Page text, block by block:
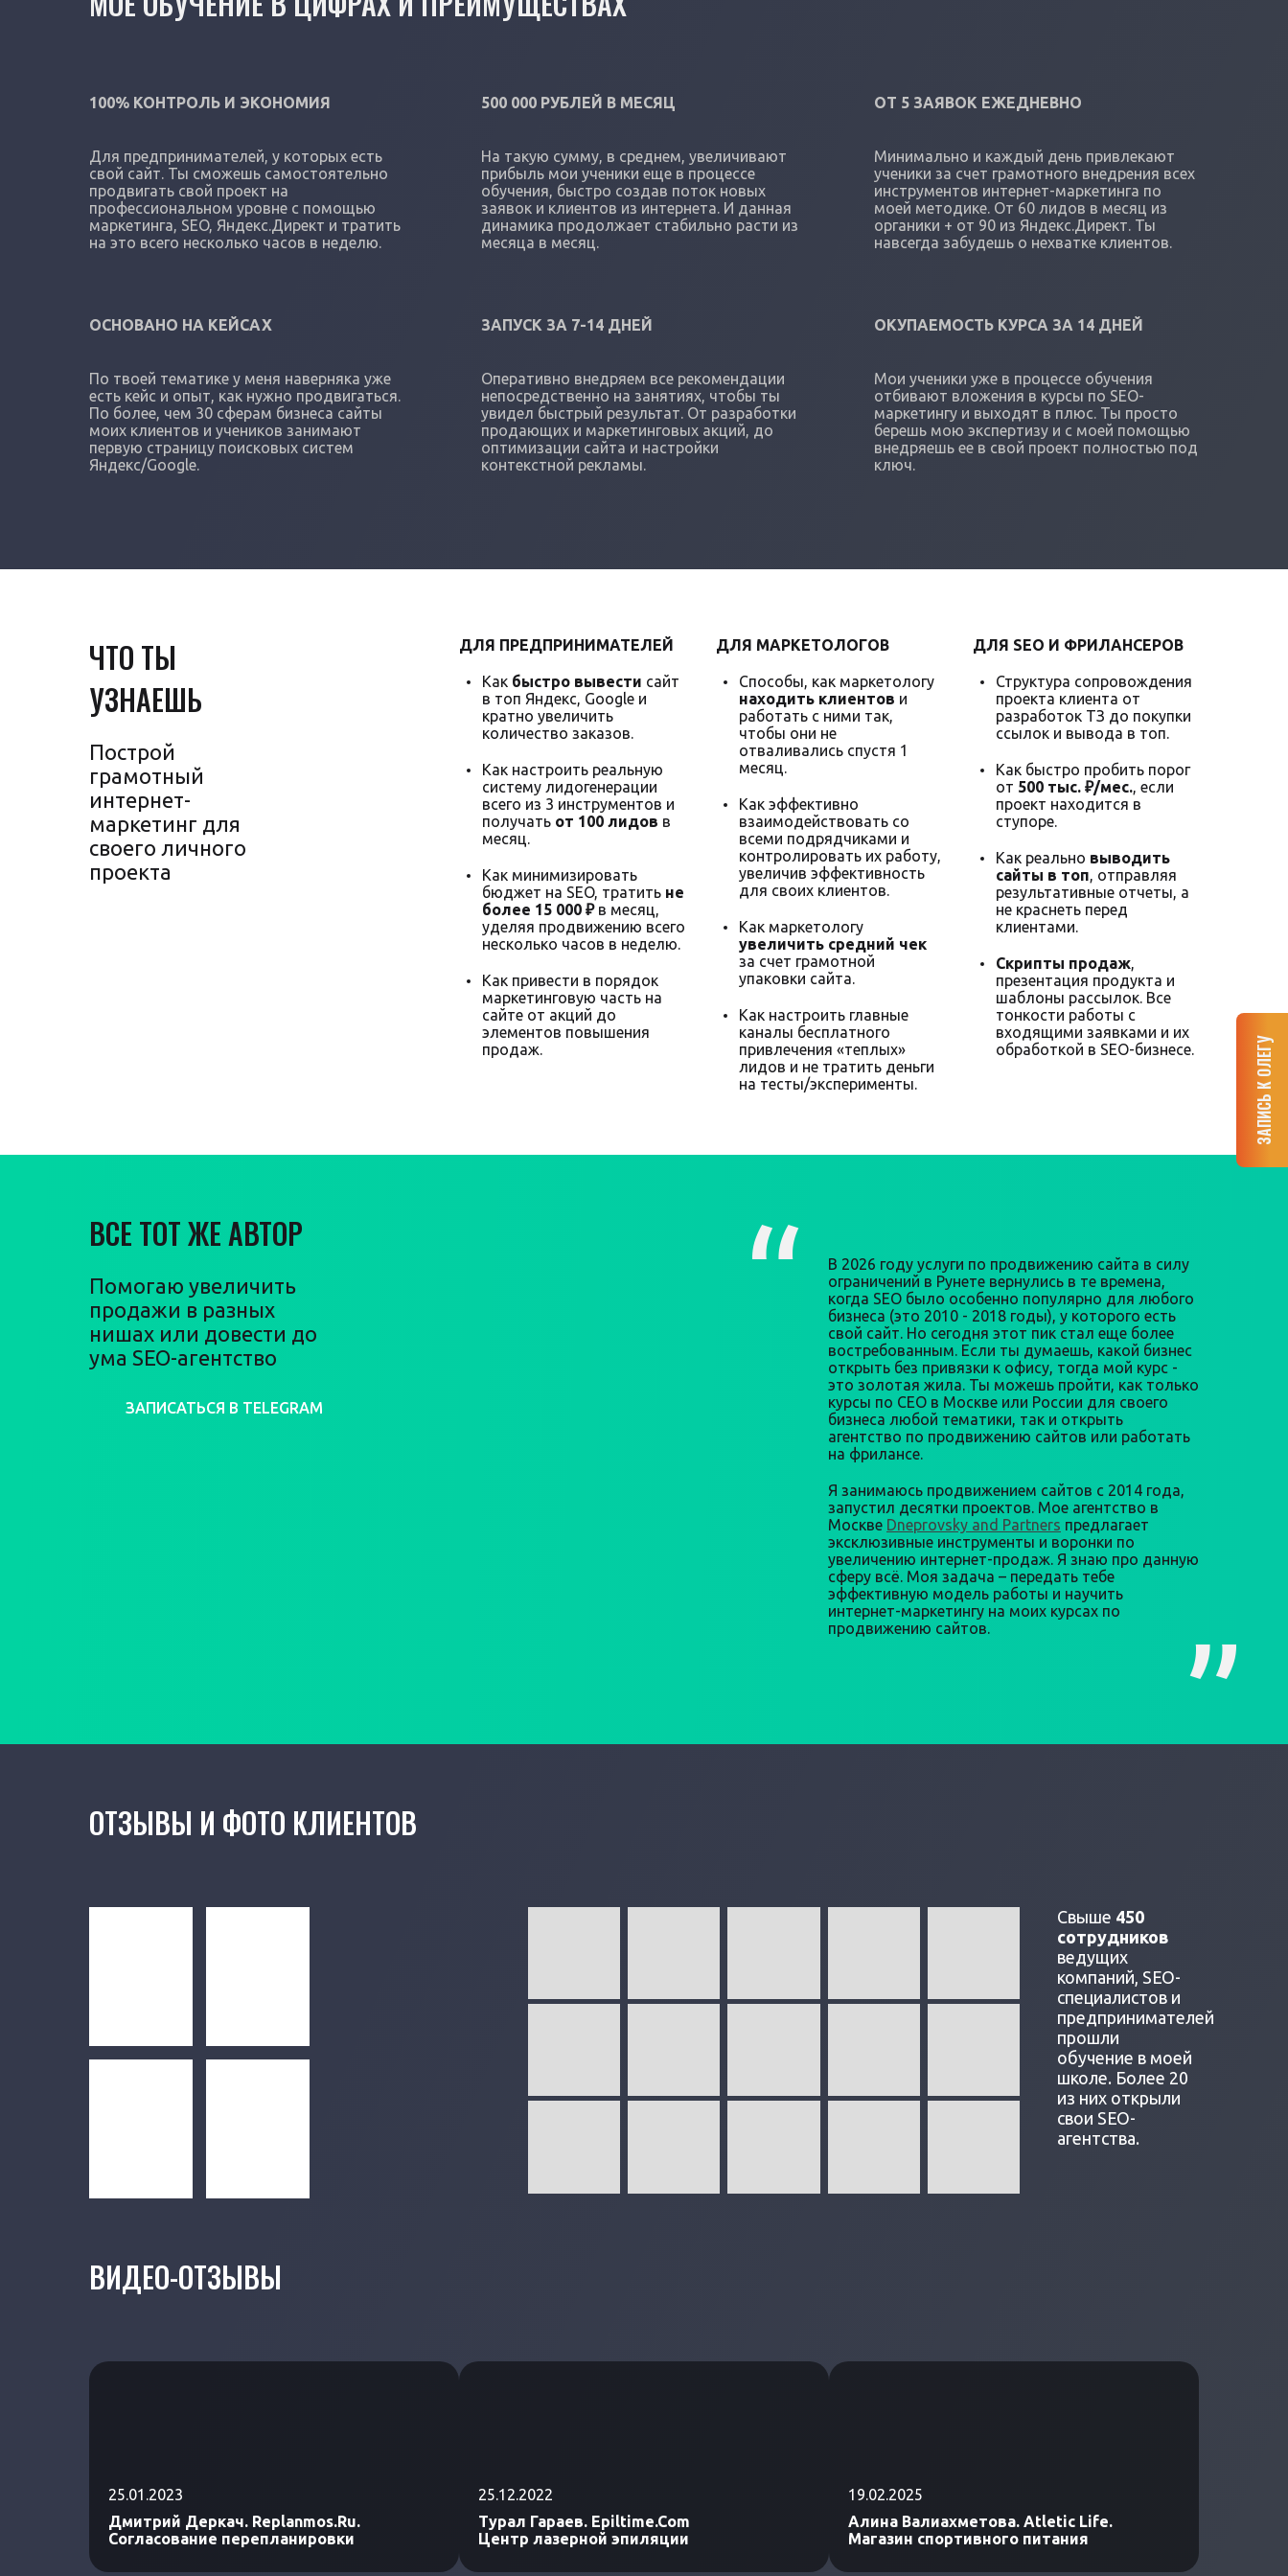
100% КОНТРОЛЬ И ЭКОНОМИЯ
Для предпринимателей, у которых есть
свой сайт. Ты сможешь самостоятельно
продвигать свой проект на
профессиональном уровне с помощью
маркетинга, SEO, Яндекс.Директ и тратить
на это всего несколько часов в неделю.
500 000 РУБЛЕЙ В МЕСЯЦ
На такую сумму, в среднем, увеличивают
прибыль мои ученики еще в процессе
обучения, быстро создав поток новых
заявок и клиентов из интернета. И данная
динамика продолжает стабильно расти из
месяца в месяц.
ОТ 5 ЗАЯВОК ЕЖЕДНЕВНО
Минимально и каждый день привлекают
ученики за счет грамотного внедрения всех
инструментов интернет-маркетинга по
моей методике. От 60 лидов в месяц из
органики + от 90 из Яндекс.Директ. Ты
навсегда забудешь о нехватке клиентов.
ОСНОВАНО НА КЕЙСАХ
По твоей тематике у меня наверняка уже
есть кейс и опыт, как нужно продвигаться.
По более, чем 30 сферам бизнеса сайты
моих клиентов и учеников занимают
первую страницу поисковых систем
Яндекс/Google.
ЗАПУСК ЗА 7-14 ДНЕЙ
Оперативно внедряем все рекомендации
непосредственно на занятиях, чтобы ты
увидел быстрый результат. От разработки
продающих и маркетинговых акций, до
оптимизации сайта и настройки
контекстной рекламы.
ОКУПАЕМОСТЬ КУРСА ЗА 14 ДНЕЙ
Мои ученики уже в процессе обучения
отбивают вложения в курсы по SEO-
маркетингу и выходят в плюс. Ты просто
берешь мою экспертизу и с моей помощью
внедряешь ее в свой проект полностью под
ключ.
ЧТО ТЫ
УЗНАЕШЬ
Построй
грамотный
интернет-
маркетинг для
своего личного
проекта
ДЛЯ ПРЕДПРИНИМАТЕЛЕЙ
Как быстро вывести сайт
в топ Яндекс, Google и
кратно увеличить
количество заказов.
Как настроить реальную
систему лидогенерации
всего из 3 инструментов и
получать от 100 лидов в
месяц.
Как минимизировать
бюджет на SEO, тратить не
более 15 000 ₽в месяц,
уделяя продвижению всего
несколько часов в неделю.
Как привести в порядок
маркетинговую часть на
сайте от акций до
элементов повышения
продаж.
ДЛЯ МАРКЕТОЛОГОВ
Способы, как маркетологу
находить клиентов и
работать с ними так,
чтобы они не
отваливались спустя 1
месяц.
Как эффективно
взаимодействовать со
всеми подрядчиками и
контролировать их работу,
увеличив эффективность
для своих клиентов.
Как маркетологу
увеличить средний чек
за счет грамотной
упаковки сайта.
Как настроить главные
каналы бесплатного
привлечения «теплых»
лидов и не тратить деньги
на тесты/эксперименты.
ДЛЯ SEO И ФРИЛАНСЕРОВ
Структура сопровождения
проекта клиента от
разработок ТЗ до покупки
ссылок и вывода в топ.
Как быстро пробить порог
от 500 тыс. ₽/мес., если
проект находится в
ступоре.
Как реально выводить
сайты в топ, отправляя
результативные отчеты, а
не краснеть перед
клиентами.
Скрипты продаж,
презентация продукта и
шаблоны рассылок. Все
тонкости работы с
входящими заявками и их
обработкой в SEO-бизнесе.
ВСЕ ТОТ ЖЕ АВТОР
Помогаю увеличить
продажи в разных
нишах или довести до
ума SEO-агентство
ЗАПИСАТЬСЯ В TELEGRAM
В 2026 году услуги по продвижению сайта в силу
ограничений в Рунете вернулись в те времена,
когда SEO было особенно популярно для любого
бизнеса (это 2010 - 2018 годы), у которого есть
свой сайт. Но сегодня этот пик стал еще более
востребованным. Если ты думаешь, какой бизнес
открыть без привязки к офису, тогда мой курс -
это золотая жила. Ты можешь пройти, как только
курсы по СЕО в Москве или России для своего
бизнеса любой тематики, так и открыть
агентство по продвижению сайтов или работать
на фрилансе.
Я занимаюсь продвижением сайтов с 2014 года,
запустил десятки проектов. Мое агентство в
Москве Dneprovsky and Partners предлагает
эксклюзивные инструменты и воронки по
увеличению интернет-продаж. Я знаю про данную
сферу всё. Моя задача – передать тебе
эффективную модель работы и научить
интернет-маркетингу на моих курсах по
продвижению сайтов.
ОТЗЫВЫ И ФОТО КЛИЕНТОВ
Свыше 450
сотрудников
ведущих
компаний, SEO-
специалистов и
предпринимателей
прошли
обучение в моей
школе. Более 20
из них открыли
свои SEO-
агентства.
ВИДЕО-ОТЗЫВЫ
25.01.2023
Дмитрий Деркач. Replanmos.Ru.
Согласование перепланировки
25.12.2022
Турал Гараев. Epiltime.Com
Центр лазерной эпиляции
19.02.2025
Алина Валиахметова. Atletic Life.
Магазин спортивного питания
ЗАПИСЬ К ОЛЕГУ